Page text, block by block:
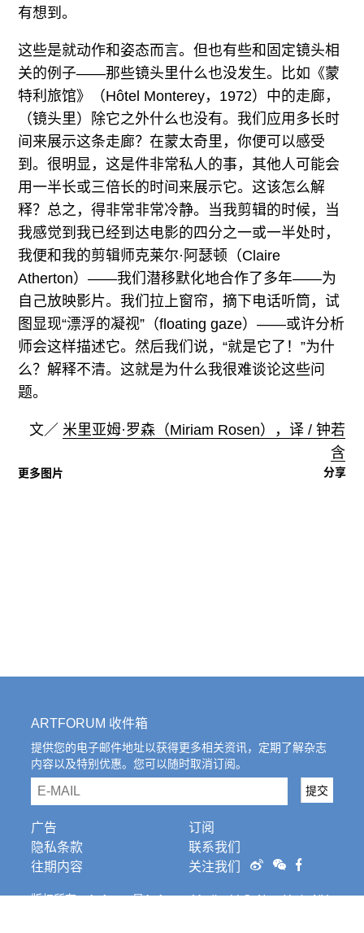
有想到。
这些是就动作和姿态而言。但也有些和固定镜头相
关的例子——那些镜头里什么也没发生。比如《蒙
特利旅馆》（Hôtel Monterey，1972）中的走廊，
（镜头里）除它之外什么也没有。我们应用多长时
间来展示这条走廊？在蒙太奇里，你便可以感受
到。很明显，这是件非常私人的事，其他人可能会
用一半长或三倍长的时间来展示它。这该怎么解
释？总之，得非常非常冷静。当我剪辑的时候，当
我感觉到我已经到达电影的四分之一或一半处时，
我便和我的剪辑师克莱尔·阿瑟顿（Claire
Atherton）——我们潜移默化地合作了多年——为
自己放映影片。我们拉上窗帘，摘下电话听筒，试
图显现“漂浮的凝视”（floating gaze）——或许分析
师会这样描述它。然后我们说，“就是它了！”为什
么？解释不清。这就是为什么我很难谈论这些问
题。
文／ 米里亚姆·罗森（Miriam Rosen），译 / 钟若
含
更多图片 分享
ARTFORUM 收件箱
提供您的电子邮件地址以获得更多相关资讯，定期了解杂志
内容以及特别优惠。您可以随时取消订阅。
email 提交
广告
隐私条款
往期内容
订阅
联系我们
关注我们
版权所有。Artforum是Artforum Media, LLC, New York, NY